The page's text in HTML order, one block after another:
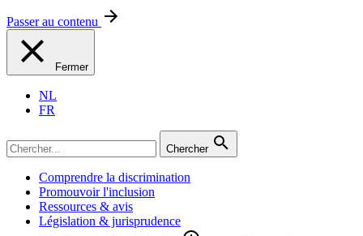
Passer au contenu
Fermer
NL
FR
Chercher
Comprendre la discrimination
Promouvoir l'inclusion
Ressources & avis
Législation & jurisprudence